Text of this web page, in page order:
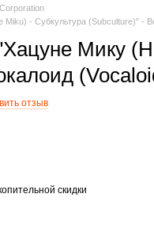
- Субкультура (Subculture)" -
Мику
отзыв
скидки